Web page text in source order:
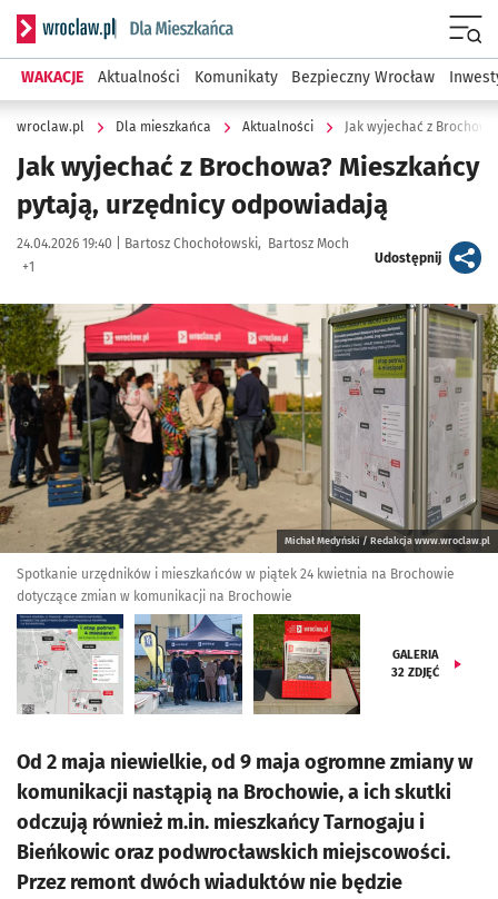
Serwis informacyjny wroclaw.pl podserwis: Dla mieszkańca
WAKACJE Aktualności Komunikaty Bezpieczny Wrocław
wroclaw.pl Dla mieszkańca Aktualności Jak wyjechać z
Jak wyjechać z Brochowa? Mieszkańcy
pytają, urzędnicy odpowiadają
Data publikacji:
24.04.2026 19:40 | Autor:
Bartosz Chochołowski
Bartosz Moch
+1
Udostępnijartykuł
Kliknij, aby zobaczyć galerię
Michał Medyński / Redakcja www.wroclaw.pl
Spotkanie urzędników i mieszkańców w piątek 24 kwietnia na Brochowie
dotyczące zmian w komunikacji na Brochowie
GALERIA
32 ZDJĘĆ
Od 2 maja niewielkie, od 9 maja ogromne zmiany w
komunikacji nastąpią na Brochowie, a ich skutki
odczują również m.in. mieszkańcy Tarnogaju i
Bieńkowic oraz podwrocławskich miejscowości.
Przez remont dwóch wiaduktów nie będzie